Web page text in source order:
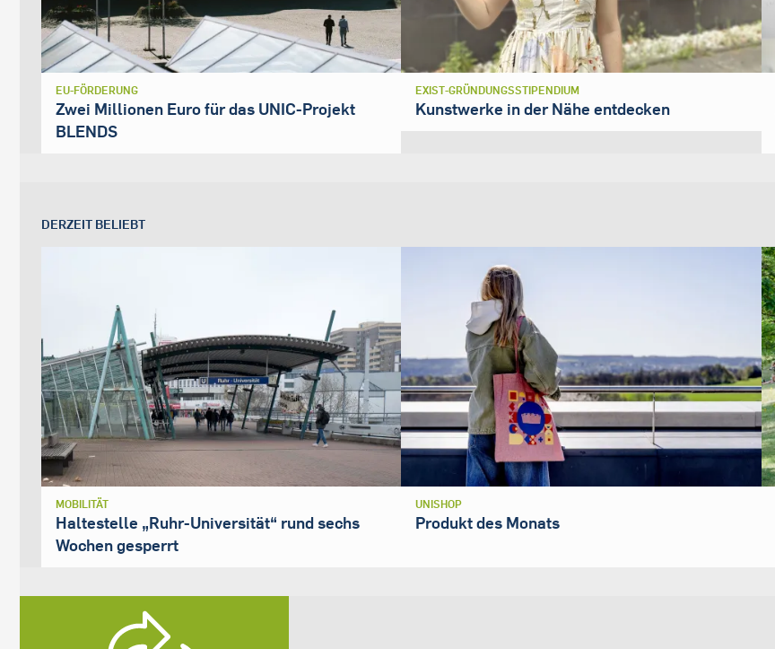
EU-FÖRDERUNG
Zwei Millionen Euro für das UNIC-Projekt
BLENDS
EXIST-GRÜNDUNGSSTIPENDIUM
Kunstwerke in der Nähe entdecken
DERZEIT BELIEBT
MOBILITÄT
Haltestelle „Ruhr-Universität“ rund sechs
Wochen gesperrt
UNISHOP
Produkt des Monats